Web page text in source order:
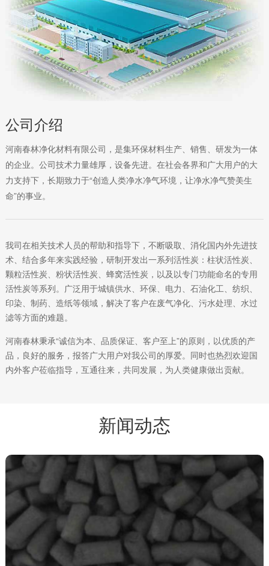
公司介绍
河南春林净化材料有限公司，是集环保材料生产、销售、研发为一体
的企业。公司技术力量雄厚，设备先进。在社会各界和广大用户的大
力支持下，长期致力于“创造人类净水净气环境，让净水净气赞美生
命”的事业。
我司在相关技术人员的帮助和指导下，不断吸取、消化国内外先进技
术、结合多年来实践经验，研制开发出一系列活性炭：柱状活性炭、
颗粒活性炭、粉状活性炭、蜂窝活性炭，以及以专门功能命名的专用
活性炭等系列。广泛用于城镇供水、环保、电力、石油化工、纺织、
印染、制药、造纸等领域，解决了客户在废气净化、污水处理、水过
滤等方面的难题。
河南春林秉承“诚信为本、品质保证、客户至上”的原则，以优质的产
品，良好的服务，报答广大用户对我公司的厚爱。同时也热烈欢迎国
内外客户莅临指导，互通往来，共同发展，为人类健康做出贡献。
新闻动态